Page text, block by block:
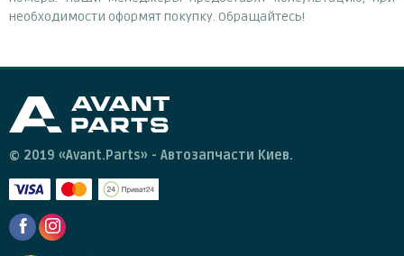
необходимости оформят покупку. Обращайтесь!
© 2019 «Avant.Parts» - Автозапчасти Киев.